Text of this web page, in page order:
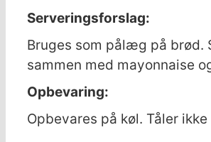
Serveringsforslag:
Bruges som pålæg på brød.
sammen med mayonnaise
Opbevaring:
Opbevares på køl. Tåler